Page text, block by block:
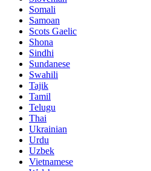
Somali
Samoan
Scots Gaelic
Shona
Sindhi
Sundanese
Swahili
Tajik
Tamil
Telugu
Thai
Ukrainian
Urdu
Uzbek
Vietnamese